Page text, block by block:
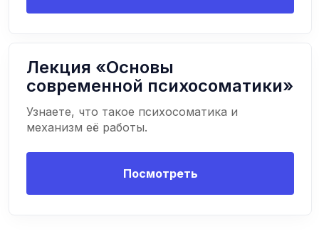
Лекция «Основы
современной психосоматики»
Узнаете, что такое психосоматика и
механизм её работы.
Посмотреть